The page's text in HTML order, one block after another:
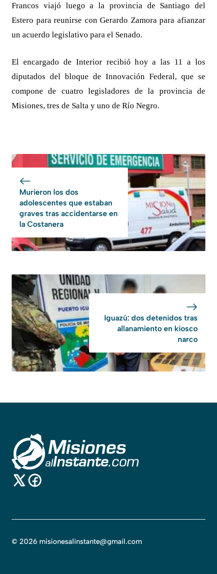
Francos viajó luego a la provincia de Santiago del
Estero para reunirse con Gerardo Zamora para afianzar
un acuerdo legislativo para el Senado.
El encargado de Interior recibió hoy a las 11 a los
diputados del bloque de Innovación Federal, que se
compone de cuatro legisladores de la provincia de
Misiones, tres de Salta y uno de Río Negro.
Murieron los dos
adolescentes que estaban
graves tras accidentarse en
la Costanera
Iguazú: dos detenidos tras
allanamiento en kiosco
narco
© 2026 misionesalinstante@gmail.com